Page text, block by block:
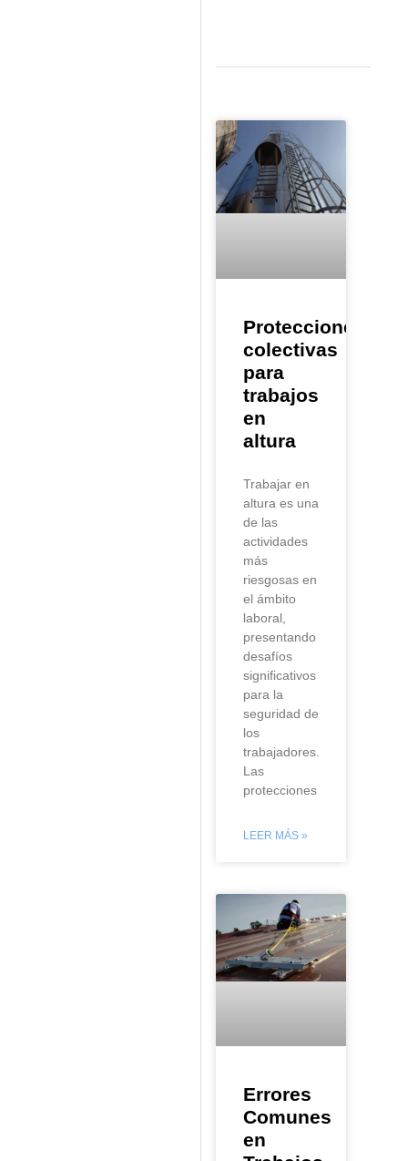
Protecciones
colectivas
para
trabajos
en
altura
Trabajar en
altura es una
de las
actividades
más
riesgosas en
el ámbito
laboral,
presentando
desafíos
significativos
para la
seguridad de
los
trabajadores.
Las
protecciones
LEER MÁS »
Errores
Comunes
en